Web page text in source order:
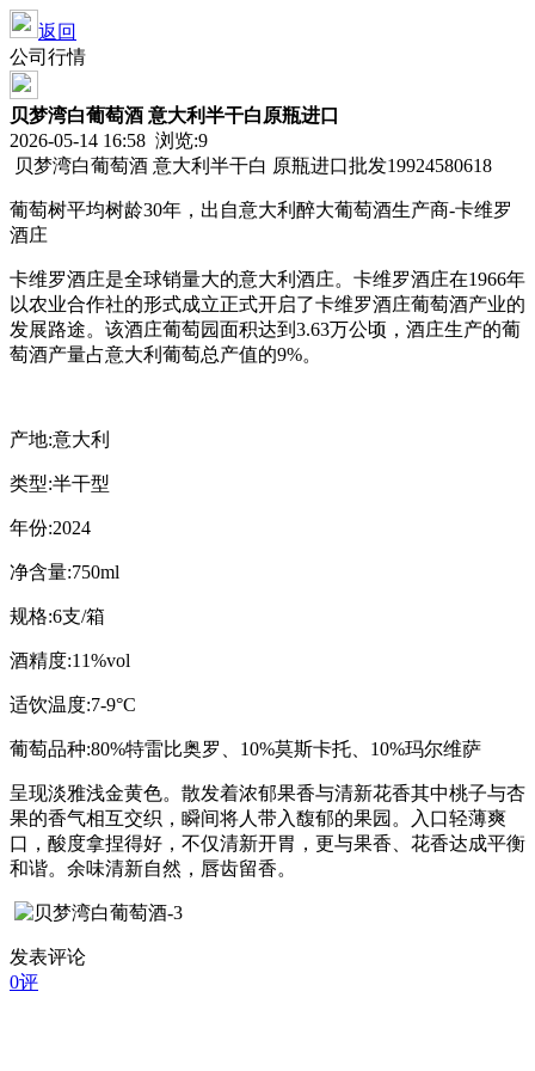
返回
公司行情
贝梦湾白葡萄酒 意大利半干白原瓶进口
2026-05-14 16:58 浏览:9
贝梦湾白葡萄酒 意大利半干白 原瓶进口批发19924580618
葡萄树平均树龄30年，出自意大利醉大葡萄酒生产商-卡维罗
酒庄
卡维罗酒庄是全球销量大的意大利酒庄。卡维罗酒庄在1966年
以农业合作社的形式成立正式开启了卡维罗酒庄葡萄酒产业的
发展路途。该酒庄葡萄园面积达到3.63万公顷，酒庄生产的葡
萄酒产量占意大利葡萄总产值的9%。
产地:意大利
类型:半干型
年份:2024
净含量:750ml
规格:6支/箱
酒精度:11%vol
适饮温度:7-9°C
葡萄品种:80%特雷比奥罗、10%莫斯卡托、10%玛尔维萨
呈现淡雅浅金黄色。散发着浓郁果香与清新花香其中桃子与杏
果的香气相互交织，瞬间将人带入馥郁的果园。入口轻薄爽
口，酸度拿捏得好，不仅清新开胃，更与果香、花香达成平衡
和谐。余味清新自然，唇齿留香。
发表评论
0评